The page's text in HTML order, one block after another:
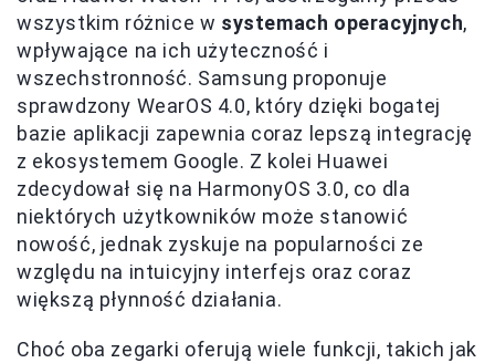
wszystkim różnice w systemach operacyjnych,
wpływające na ich użyteczność i
wszechstronność. Samsung proponuje
sprawdzony WearOS 4.0, który dzięki bogatej
bazie aplikacji zapewnia coraz lepszą integrację
z ekosystemem Google. Z kolei Huawei
zdecydował się na HarmonyOS 3.0, co dla
niektórych użytkowników może stanowić
nowość, jednak zyskuje na popularności ze
względu na intuicyjny interfejs oraz coraz
większą płynność działania.
Choć oba zegarki oferują wiele funkcji, takich jak